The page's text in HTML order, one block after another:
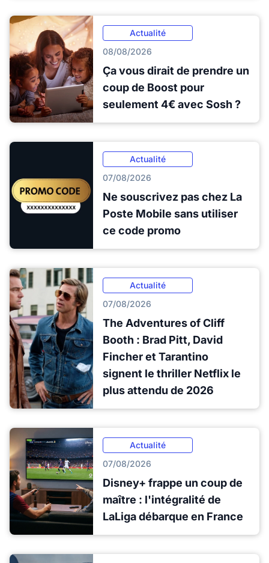
Actualité
08/08/2026
Ça vous dirait de prendre un
coup de Boost pour
seulement 4€ avec Sosh ?
Actualité
07/08/2026
Ne souscrivez pas chez La
Poste Mobile sans utiliser
ce code promo
Actualité
07/08/2026
The Adventures of Cliff
Booth : Brad Pitt, David
Fincher et Tarantino
signent le thriller Netflix le
plus attendu de 2026
Actualité
07/08/2026
Disney+ frappe un coup de
maître : l'intégralité de
LaLiga débarque en France